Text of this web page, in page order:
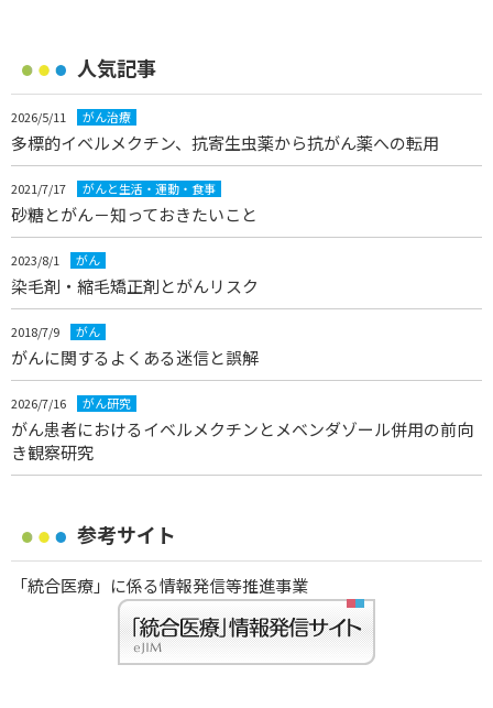
人気記事
2026/5/11 がん治療
多標的イベルメクチン、抗寄生虫薬から抗がん薬への転用
2021/7/17 がんと生活・運動・食事
砂糖とがん－知っておきたいこと
2023/8/1 がん
染毛剤・縮毛矯正剤とがんリスク
2018/7/9 がん
がんに関するよくある迷信と誤解
2026/7/16 がん研究
がん患者におけるイベルメクチンとメベンダゾール併用の前向
き観察研究
参考サイト
「統合医療」に係る情報発信等推進事業